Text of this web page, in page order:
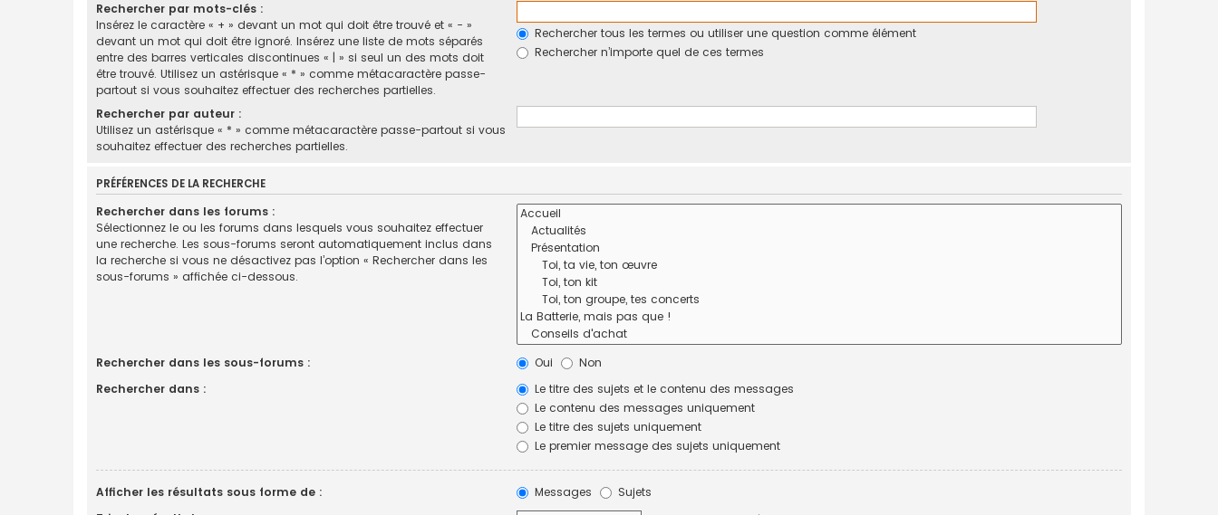
Rechercher par mots-clés :
Insérez le caractère « + » devant un mot qui doit être trouvé et « - »
devant un mot qui doit être ignoré. Insérez une liste de mots séparés
entre des barres verticales discontinues « | » si seul un des mots doit
être trouvé. Utilisez un astérisque « * » comme métacaractère passe-
partout si vous souhaitez effectuer des recherches partielles.
Rechercher tous les termes ou utiliser une question comme élément
Rechercher n’importe quel de ces termes
Rechercher par auteur :
Utilisez un astérisque « * » comme métacaractère passe-partout si vous
souhaitez effectuer des recherches partielles.
PRÉFÉRENCES DE LA RECHERCHE
Rechercher dans les forums :
Sélectionnez le ou les forums dans lesquels vous souhaitez effectuer
une recherche. Les sous-forums seront automatiquement inclus dans
la recherche si vous ne désactivez pas l’option « Rechercher dans les
sous-forums » affichée ci-dessous.
Rechercher dans les sous-forums : Oui
Non
Rechercher dans :
Le titre des sujets et le contenu des messages
Le contenu des messages uniquement
Le titre des sujets uniquement
Le premier message des sujets uniquement
Afficher les résultats sous forme de : Messages
Sujets